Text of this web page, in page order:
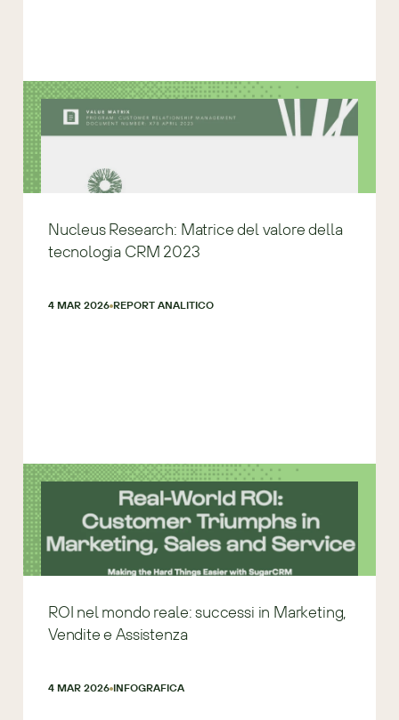
Nucleus Research: Matrice del valore della
tecnologia CRM 2023
4 MAR 2026 REPORT ANALITICO
ROI nel mondo reale: successi in Marketing,
Vendite e Assistenza
4 MAR 2026 INFOGRAFICA